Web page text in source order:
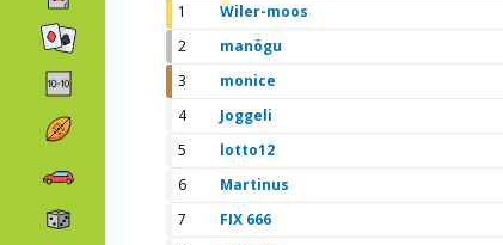
1 Wiler-moos
2
manögu
3
monice
4
Joggeli
5
lotto12
6
Martinus
7
FIX 666